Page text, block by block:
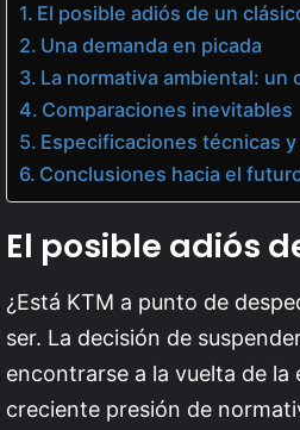
El posible adiós de un
Una demanda en picada
La normativa ambiental: un
Comparaciones inevitables
Especificaciones técnicas
Conclusiones hacia el
El posible adiós
¿Está KTM a punto de
ser. La decisión de
encontrarse a la vuelta de
creciente presión de